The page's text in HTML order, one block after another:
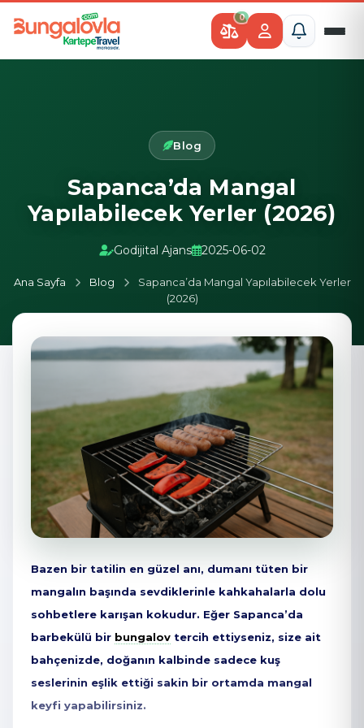
0
Blog
Sapanca’da Mangal
Yapılabilecek Yerler (2026)
Godijital Ajans 2025-06-02
Ana Sayfa Blog
Sapanca’da Mangal Yapılabilecek Yerler
(2026)
Bazen bir tatilin en güzel anı, dumanı tüten bir
mangalın başında sevdiklerinle kahkahalarla dolu
sohbetlere karışan kokudur. Eğer Sapanca’da
barbekülü bir bungalov tercih ettiyseniz, size ait
bahçenizde, doğanın kalbinde sadece kuş
seslerinin eşlik ettiği sakin bir ortamda mangal
keyfi yapabilirsiniz.